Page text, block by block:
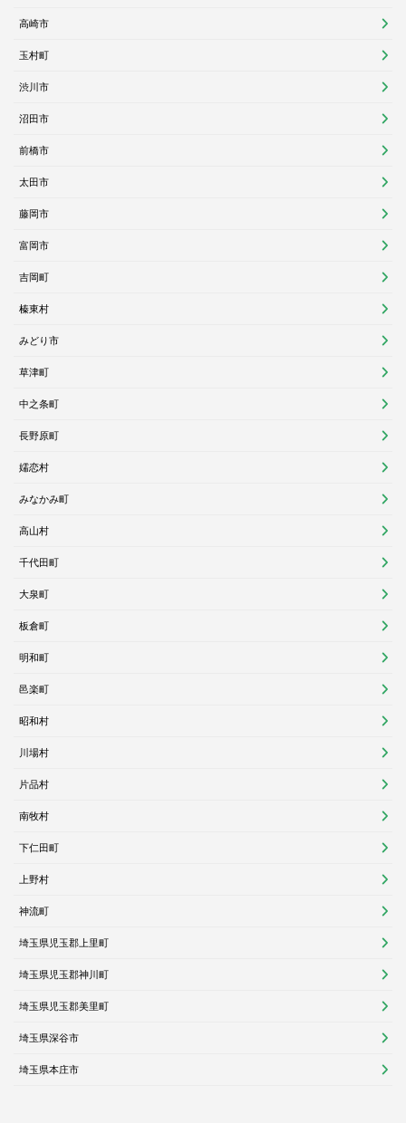
高崎市
玉村町
渋川市
沼田市
前橋市
太田市
藤岡市
富岡市
吉岡町
榛東村
みどり市
草津町
中之条町
長野原町
嬬恋村
みなかみ町
高山村
千代田町
大泉町
板倉町
明和町
邑楽町
昭和村
川場村
片品村
南牧村
下仁田町
上野村
神流町
埼玉県児玉郡上里町
埼玉県児玉郡神川町
埼玉県児玉郡美里町
埼玉県深谷市
埼玉県本庄市